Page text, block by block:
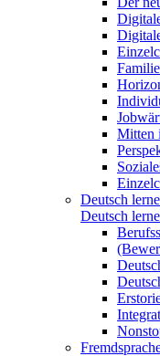
Mitten
Deutsch
Deutsch